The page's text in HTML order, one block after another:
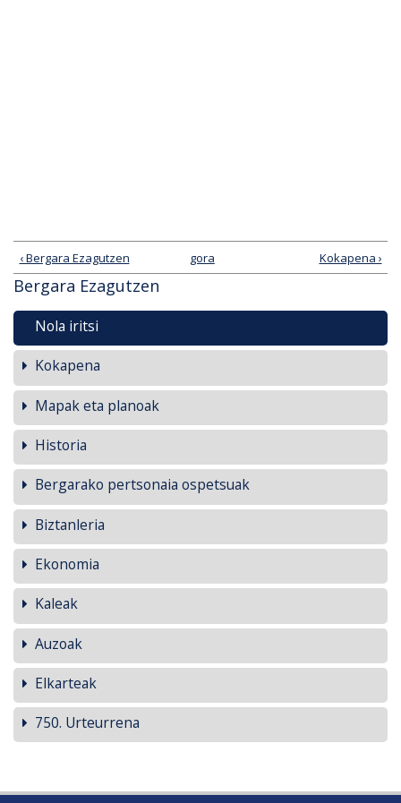
‹ Bergara Ezagutzen gora Kokapena ›
Bergara Ezagutzen
Nola iritsi
Kokapena
Mapak eta planoak
Historia
Bergarako pertsonaia ospetsuak
Biztanleria
Ekonomia
Kaleak
Auzoak
Elkarteak
750. Urteurrena